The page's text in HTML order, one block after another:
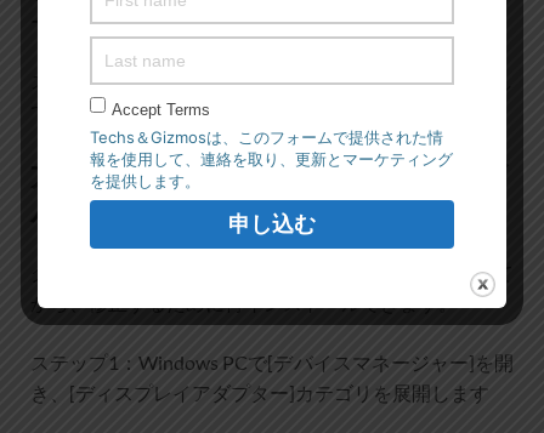
ステップ3：完了したら、コンピューターを再起動し
て、問題が解決したかどうかを確認します。
方法4：グラフィックカードドライ
バーをアンインストールする
グラフィックカードドライバをアンインストールして
から、修正するために再インストールできます。
ステップ1：Windows PCで[デバイスマネージャー]を開
き、[ディスプレイアダプター]カテゴリを展開します
Accept Terms
Techs＆Gizmosは、このフォームで提供された情
報を使用して、連絡を取り、更新とマーケティング
を提供します。